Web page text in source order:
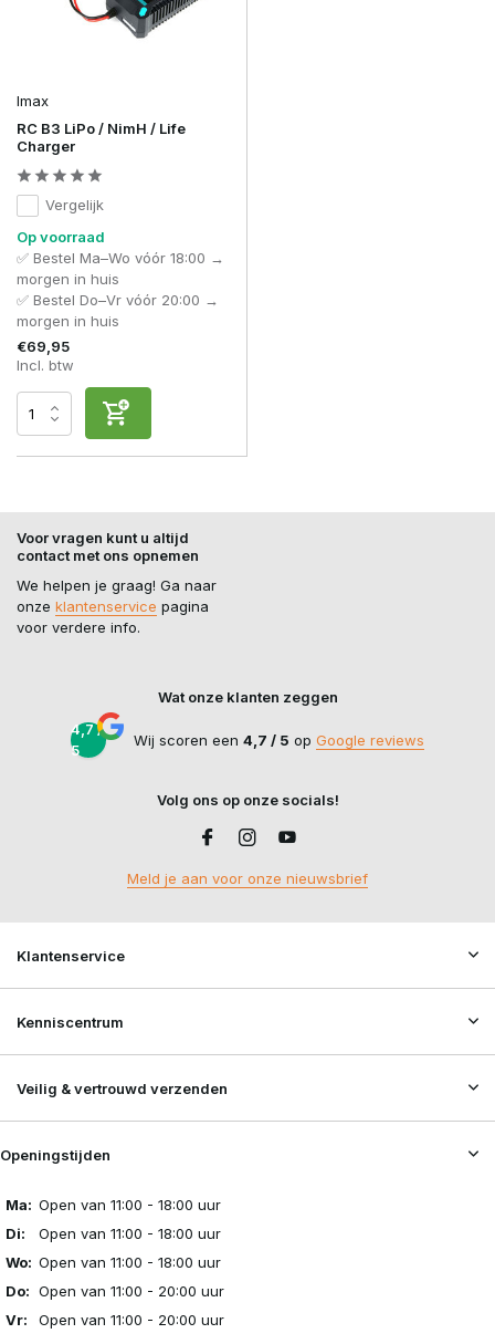
Imax
RC B3 LiPo / NimH / Life
Charger
Vergelijk
Op voorraad
✅ Bestel Ma–Wo vóór 18:00 →
morgen in huis
✅ Bestel Do–Vr vóór 20:00 →
morgen in huis
€69,95
Incl. btw
Voor vragen kunt u altijd
contact met ons opnemen
We helpen je graag! Ga naar
onze klantenservice pagina
voor verdere info.
Wat onze klanten zeggen
4,7 /
5
Wij scoren een 4,7 / 5 op Google reviews
Volg ons op onze socials!
Meld je aan voor onze nieuwsbrief
Klantenservice
Kenniscentrum
Veilig & vertrouwd verzenden
Openingstijden
Ma: Open van 11:00 - 18:00 uur
Di:
Open van 11:00 - 18:00 uur
Wo: Open van 11:00 - 18:00 uur
Do: Open van 11:00 - 20:00 uur
Vr:
Open van 11:00 - 20:00 uur